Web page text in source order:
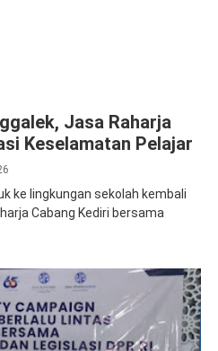
Jasa Raharja
Keselamatan Pelajar
ke lingkungan sekolah kembali
Cabang Kediri bersama